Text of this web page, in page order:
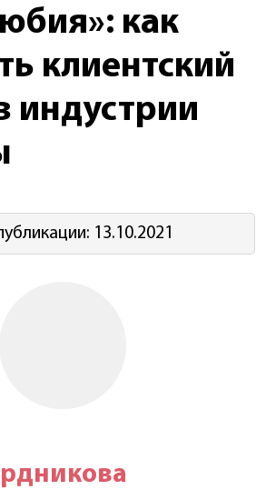
как
клиентский
индустрии
13.10.2021